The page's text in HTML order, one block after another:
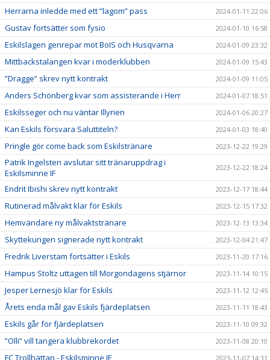
Herrarna inledde med ett ”lagom” pass 2024-01-11 22:06
Gustav fortsätter som fysio 2024-01-10 16:58
Eskilslagen genrepar mot BoIS och Husqvarna 2024-01-09 23:32
Mittbackstalangen kvar i moderklubben 2024-01-09 15:43
”Dragge” skrev nytt kontrakt 2024-01-09 11:05
Anders Schönberg kvar som assisterande i Herr 2024-01-07 18:51
Eskilsseger och nu väntar Illyrien 2024-01-06 20:27
Kan Eskils försvara Saluttiteln? 2024-01-03 18:40
Pringle gör come back som Eskilstränare 2023-12-22 19:29
Patrik Ingelsten avslutar sitt tränaruppdrag i
Eskilsminne IF
2023-12-22 18:24
Endrit Ibishi skrev nytt kontrakt 2023-12-17 18:44
Rutinerad målvakt klar för Eskils 2023-12-15 17:32
Hemvändare ny målvaktstränare 2023-12-13 13:34
Skyttekungen signerade nytt kontrakt 2023-12-04 21:47
Fredrik Liverstam fortsätter i Eskils 2023-11-20 17:16
Hampus Stoltz uttagen till Morgondagens stjärnor 2023-11-14 10:15
Jesper Lernesjö klar för Eskils 2023-11-12 12:45
Årets enda mål gav Eskils fjärdeplatsen 2023-11-11 18:43
Eskils går för fjärdeplatsen 2023-11-10 09:32
”Olli” vill tangera klubbrekordet 2023-11-08 20:10
FC Trollhättan - Eskilsminne IF 2023-11-07 14:31